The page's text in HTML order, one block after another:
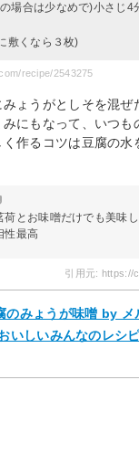
場合は少なめで)小さじ4
敷くなら３枚)
recipe/2543275
ょうがとしそを混ぜ
にもなって、いつも
作るコツは豆腐の水
荷とお味噌だけでも美味
性最高
引用元: https://
みょうが味噌 by メ
いしいみんなのレシ